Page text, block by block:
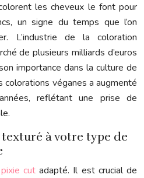
les cheveux le font pour
un signe du temps que l’on
L’industrie de la coloration
de plusieurs milliards d’euros
importance dans la culture de
véganes a augmenté
reflétant une prise de
à votre type de
pixie cut adapté. Il est crucial de